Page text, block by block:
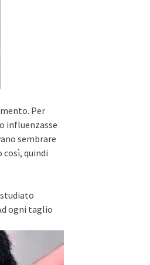
Per
influenzasse
sembrare
così, quindi
ogni taglio